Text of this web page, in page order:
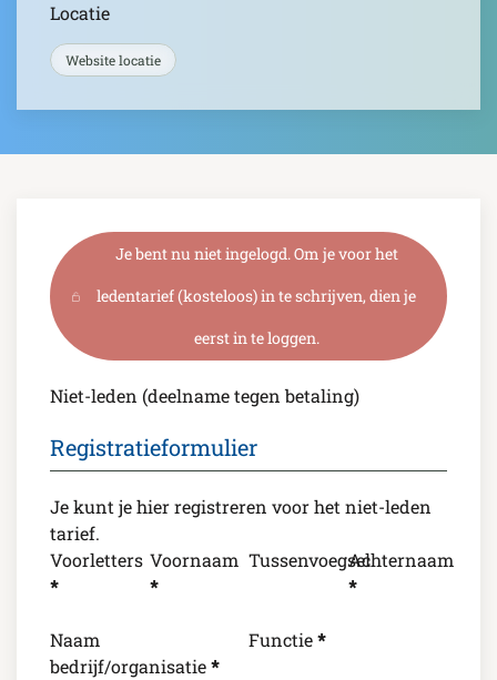
Locatie
Website locatie
Je bent nu niet ingelogd. Om je voor het
ledentarief (kosteloos) in te schrijven, dien je
eerst in te loggen.
Niet-leden (deelname tegen betaling)
Registratieformulier
Je kunt je hier registreren voor het niet-leden
tarief.
Voorletters
*
Voornaam
*
TussenvoegselAchternaam
*
Naam
bedrijf/organisatie*
Functie*